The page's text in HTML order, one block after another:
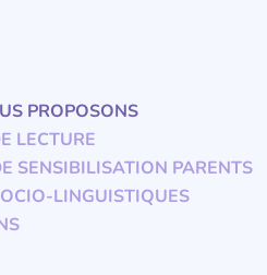
PROPOSONS
LECTURE
SENSIBILISATION PARENTS
LINGUISTIQUES